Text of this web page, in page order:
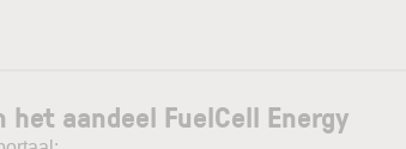
aandeel FuelCell Energy